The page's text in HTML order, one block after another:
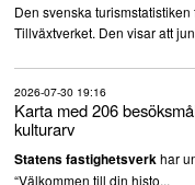
Den svenska
Tillväxtverket. Den visar att
2026-07-30 19:16
Karta med 206
kulturarv
Statens fastighetsverkhar
“Välkommen till din histo...